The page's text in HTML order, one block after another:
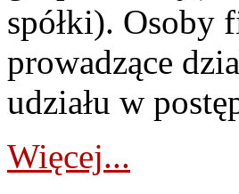
spółki). Osoby
prowadzące
udziału w
Więcej...